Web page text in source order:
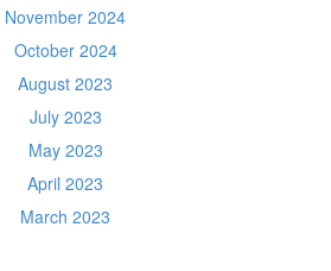
November 2024
October 2024
August 2023
July 2023
May 2023
April 2023
March 2023